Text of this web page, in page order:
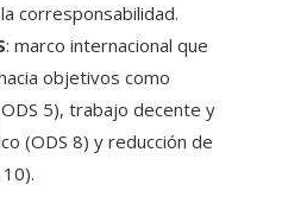
corresponsabilidad.
: marco internacional que
objetivos como
5), trabajo decente y
(ODS 8) y reducción de